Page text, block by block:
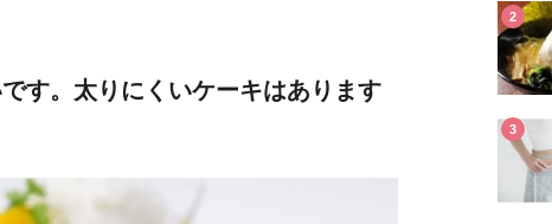
す。太りにくいケーキはあります
2
3